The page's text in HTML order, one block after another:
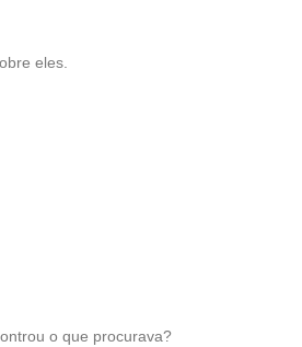
eles.
o que procurava?